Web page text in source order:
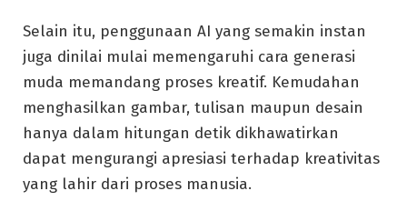
Selain itu, penggunaan AI yang semakin instan
juga dinilai mulai memengaruhi cara generasi
muda memandang proses kreatif. Kemudahan
menghasilkan gambar, tulisan maupun desain
hanya dalam hitungan detik dikhawatirkan
dapat mengurangi apresiasi terhadap kreativitas
yang lahir dari proses manusia.